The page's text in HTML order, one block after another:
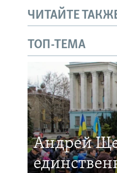
ЧИТАЙТЕ
ТОП-ТЕМА
Андрей